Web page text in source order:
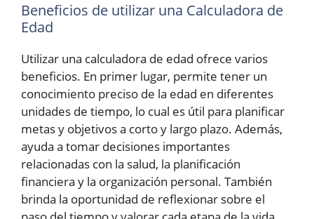
Beneficios de utilizar una Calculadora de
Edad
Utilizar una calculadora de edad ofrece varios
beneficios. En primer lugar, permite tener un
conocimiento preciso de la edad en diferentes
unidades de tiempo, lo cual es útil para planificar
metas y objetivos a corto y largo plazo. Además,
ayuda a tomar decisiones importantes
relacionadas con la salud, la planificación
financiera y la organización personal. También
brinda la oportunidad de reflexionar sobre el